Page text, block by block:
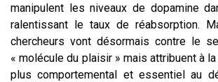
manipulent les niveaux de dopamine
ralentissant le taux de réabsorption.
chercheurs vont désormais contre le
« molécule du plaisir » mais attribuent à
plus comportemental et essentiel au